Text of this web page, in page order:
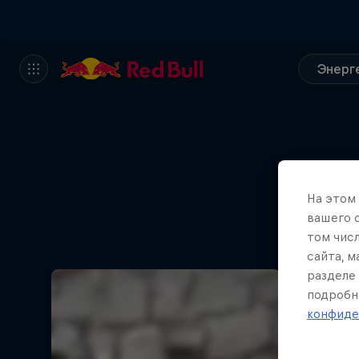
На этом
вашего
том
сайта,